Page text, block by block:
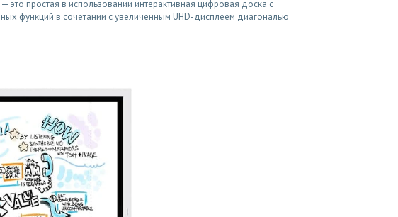
это простая в использовании интерактивная цифровая доска с
функций в сочетании с увеличенным UHD-дисплеем диагональю